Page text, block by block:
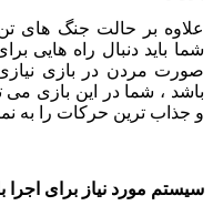
علاوه بر حالت جنگ های
شما باید دنبال راه هایی
صورت مردن در بازی
باشد ، شما در این بازی می
و جذاب ترین حرکات را به
سیستم مورد نیاز برای اجرا